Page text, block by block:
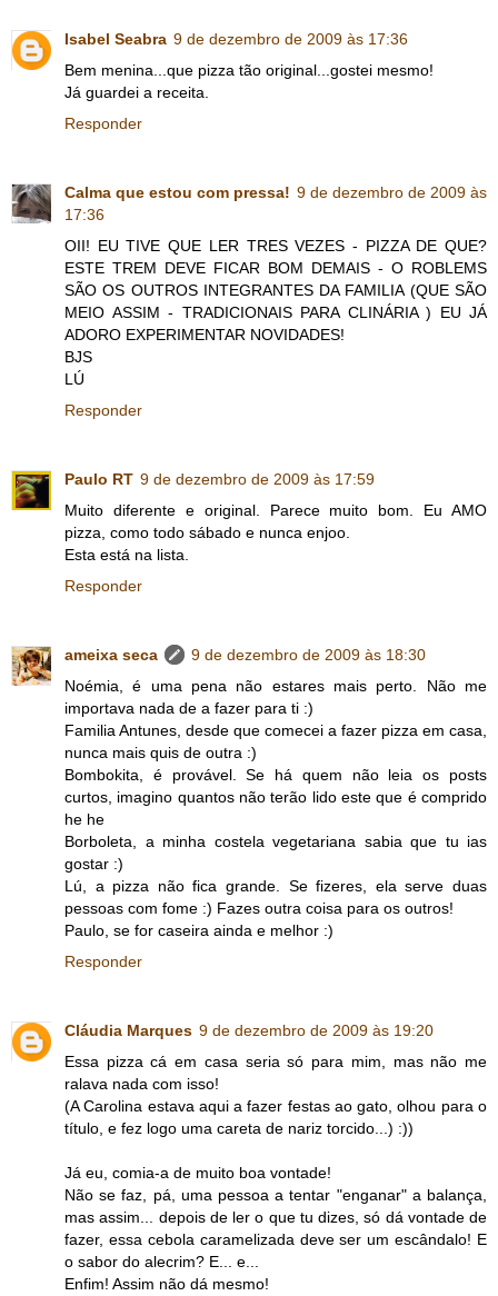
Isabel Seabra 9 de dezembro de 2009 às 17:36
Bem menina...que pizza tão original...gostei mesmo!
Já guardei a receita.
Responder
Calma que estou com pressa! 9 de dezembro de 2009 às
17:36
OII! EU TIVE QUE LER TRES VEZES - PIZZA DE QUE?
ESTE TREM DEVE FICAR BOM DEMAIS - O ROBLEMS
SÃO OS OUTROS INTEGRANTES DA FAMILIA (QUE SÃO
MEIO ASSIM - TRADICIONAIS PARA CLINÁRIA ) EU JÁ
ADORO EXPERIMENTAR NOVIDADES!
BJS
LÚ
Responder
Paulo RT 9 de dezembro de 2009 às 17:59
Muito diferente e original. Parece muito bom. Eu AMO
pizza, como todo sábado e nunca enjoo.
Esta está na lista.
Responder
ameixa seca
9 de dezembro de 2009 às 18:30
Noémia, é uma pena não estares mais perto. Não me
importava nada de a fazer para ti :)
Familia Antunes, desde que comecei a fazer pizza em casa,
nunca mais quis de outra :)
Bombokita, é provável. Se há quem não leia os posts
curtos, imagino quantos não terão lido este que é comprido
he he
Borboleta, a minha costela vegetariana sabia que tu ias
gostar :)
Lú, a pizza não fica grande. Se fizeres, ela serve duas
pessoas com fome :) Fazes outra coisa para os outros!
Paulo, se for caseira ainda e melhor :)
Responder
Cláudia Marques 9 de dezembro de 2009 às 19:20
Essa pizza cá em casa seria só para mim, mas não me
ralava nada com isso!
(A Carolina estava aqui a fazer festas ao gato, olhou para o
título, e fez logo uma careta de nariz torcido...) :))
Já eu, comia-a de muito boa vontade!
Não se faz, pá, uma pessoa a tentar "enganar" a balança,
mas assim... depois de ler o que tu dizes, só dá vontade de
fazer, essa cebola caramelizada deve ser um escândalo! E
o sabor do alecrim? E... e...
Enfim! Assim não dá mesmo!